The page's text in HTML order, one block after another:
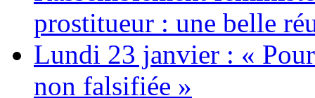
prostitueur : une belle
Lundi 23 janvier : «
non falsifiée »